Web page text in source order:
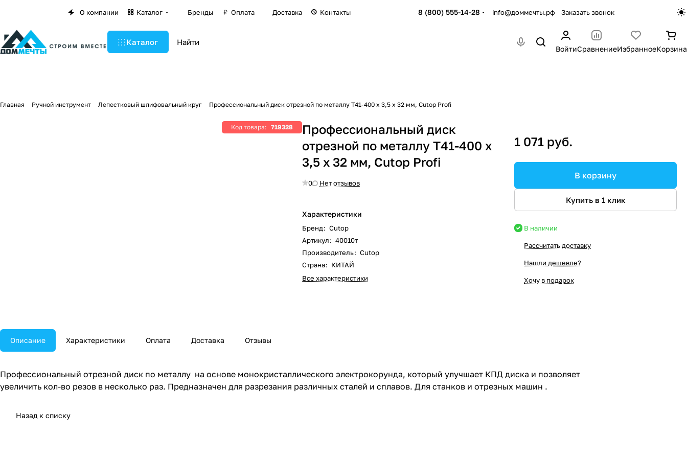
О компании Каталог Бренды Оплата Доставка Контакты 8 (800) 555-14-28 info@доммечты.рф Заказать звонок
Каталог
ВойтиСравнениеИзбранноеКорзина
Главная Ручной инструмент Лепестковый шлифовальный круг Профессиональный диск отрезной по металлу Т41-400 х 3,5 х 32 мм, Cutop Profi
Код товара: 719328
Профессиональный диск
отрезной по металлу Т41-400 х
3,5 х 32 мм, Cutop Profi
0 Нет отзывов
Характеристики
Бренд: Cutop
Артикул: 40010т
Производитель: Cutop
Страна: КИТАЙ
Все характеристики
1 071 руб.
В корзину
Купить в 1 клик
В наличии
Рассчитать доставку
Нашли дешевле?
Хочу в подарок
Описание Характеристики Оплата Доставка Отзывы
Профессиональный отрезной диск по металлу на основе монокристаллического электрокорунда, который улучшает КПД диска и позволяет
увеличить кол-во резов в несколько раз. Предназначен для разрезания различных сталей и сплавов. Для станков и отрезных машин .
Назад к списку